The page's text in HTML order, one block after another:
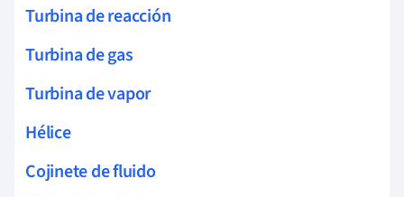
Turbina de reacción
Turbina de gas
Turbina de vapor
Hélice
Cojinete de fluido